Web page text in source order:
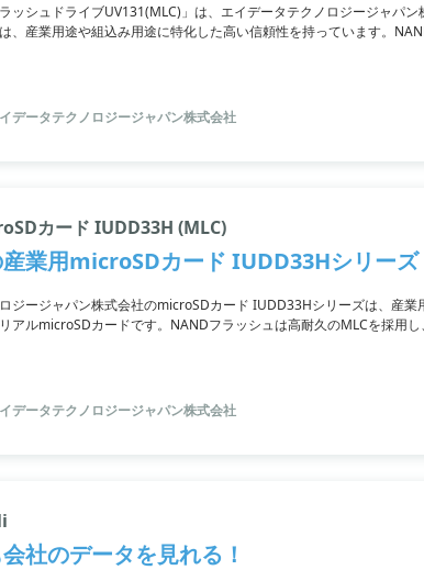
ラッシュドライブUV131(MLC)」は、エイデータテクノロジージャパ
、産業用途や組込み用途に特化した高い信頼性を持っています。
ード/ライト速度を実現。また、BCHエラー訂正コード機能も搭載し
求されるモバイルストレージに最適です。詳細はPDFをダウンロード
データテクノロジージャパン株式会社
カード IUDD33H (MLC)
業用microSDカード IUDD33Hシリーズ
ジージャパン株式会社のmicroSDカード IUDD33Hシリーズは、産
アルmicroSDカードです。NANDフラッシュは高耐久のMLCを採用
エラー訂正コード機能も搭載。監視カメラ機器などのストレージに
データテクノロジージャパン株式会社
社のデータを見れる！